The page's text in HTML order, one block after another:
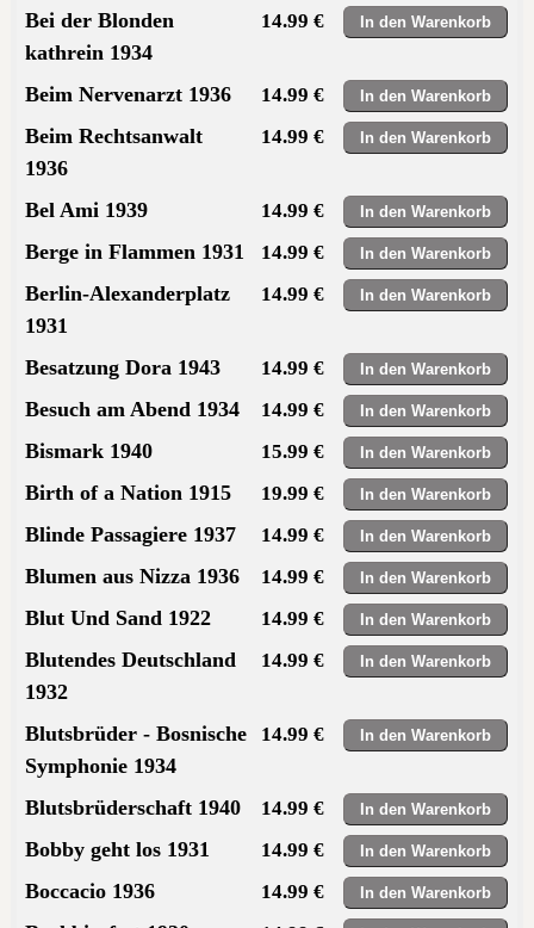
Bei der Blonden
kathrein 1934
14.99 €
Beim Nervenarzt 1936 14.99 €
Beim Rechtsanwalt
1936
14.99 €
Bel Ami 1939 14.99 €
Berge in Flammen 1931 14.99 €
Berlin-Alexanderplatz
1931
14.99 €
Besatzung Dora 1943 14.99 €
Besuch am Abend 1934 14.99 €
Bismark 1940 15.99 €
Birth of a Nation 1915 19.99 €
Blinde Passagiere 1937 14.99 €
Blumen aus Nizza 1936 14.99 €
Blut Und Sand 1922 14.99 €
Blutendes Deutschland
1932
14.99 €
Blutsbrüder - Bosnische
Symphonie 1934
14.99 €
Blutsbrüderschaft 1940 14.99 €
Bobby geht los 1931 14.99 €
Boccacio 1936 14.99 €